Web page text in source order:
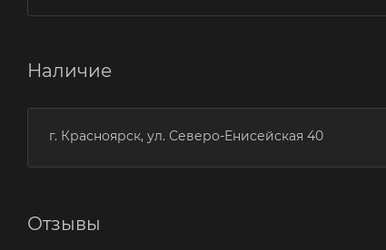
Наличие
г. Красноярск, ул. Северо-Енисейская 40
Отзывы